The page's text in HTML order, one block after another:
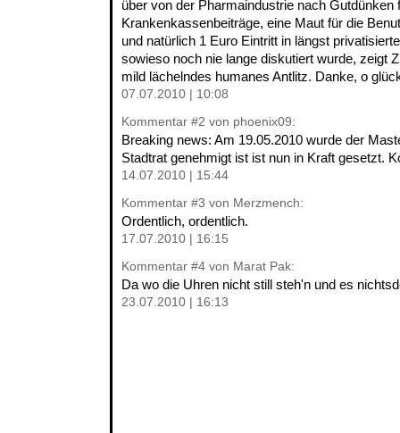
über von der Pharmaindustrie nach Gutdünken
Krankenkassenbeiträge, eine Maut für die
und natürlich 1 Euro Eintritt in längst
sowieso noch nie lange diskutiert wurde, zeigt
mild lächelndes humanes Antlitz. Danke, o
07.07.2010 | 10:08
Kommentar #2 von phoenix09:
Breaking news: Am 19.05.2010 wurde der
Stadtrat genehmigt ist ist nun in Kraft gesetzt.
14.07.2010 | 15:44
Kommentar #3 von Merzmench:
Ordentlich, ordentlich.
17.07.2010 | 16:15
Kommentar #4 von Marat Pak:
Da wo die Uhren nicht still steh'n und es
23.07.2010 | 16:13